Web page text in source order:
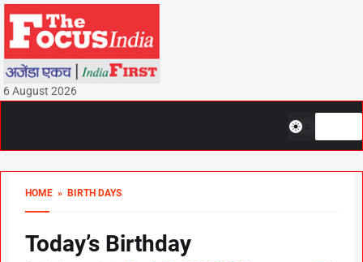
6 August 2026
HOME » BIRTH DAYS
Today’s Birthday